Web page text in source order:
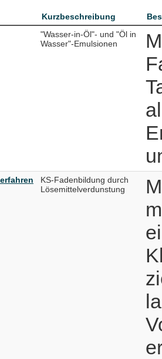
Kurzbeschreibung
"Wasser-in-Öl"- und "Öl in
Wasser"-Emulsionen
KS-Fadenbildung durch
Lösemittelverdunstung